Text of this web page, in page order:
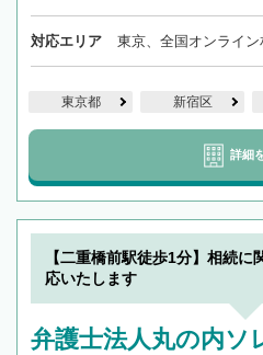
対応エリア 東京、全国オンライン
東京都 新宿区
詳細
【二重橋前駅徒歩1分】相続
応いたします
弁護士法人丸の内ソ